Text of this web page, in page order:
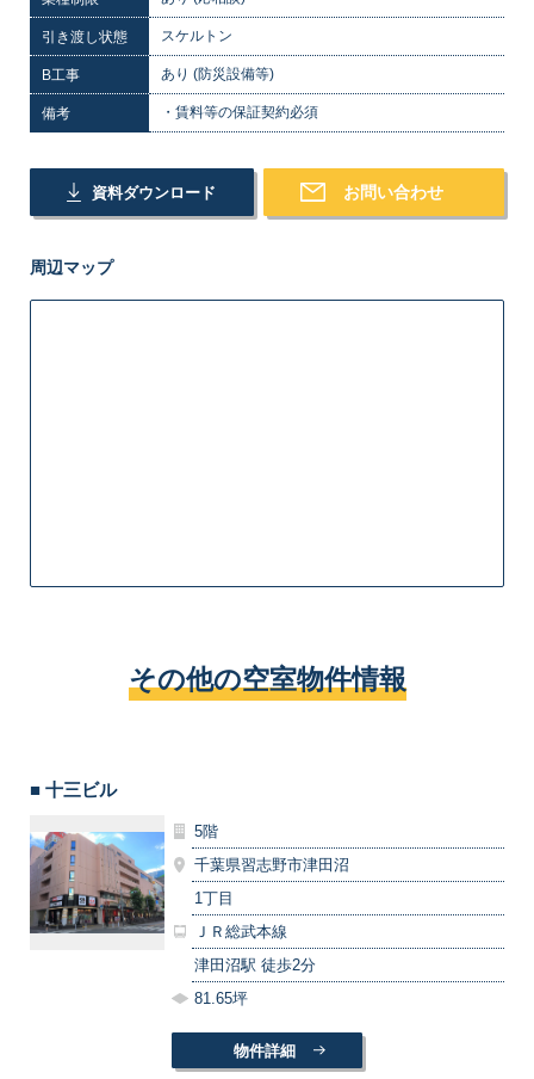
引き渡し状態 スケルトン
B工事 あり (防災設備等)
備考 ・賃料等の保証契約必須
資料ダウンロード お問い合わせ
周辺マップ
その他の空室物件情報
■ 十三ビル
5階
千葉県習志野市津田沼
1丁目
ＪＲ総武本線
津田沼駅 徒歩2分
81.65坪
物件詳細